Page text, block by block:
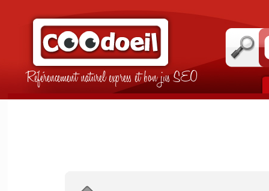
Référencement naturel express et bon jus SEO